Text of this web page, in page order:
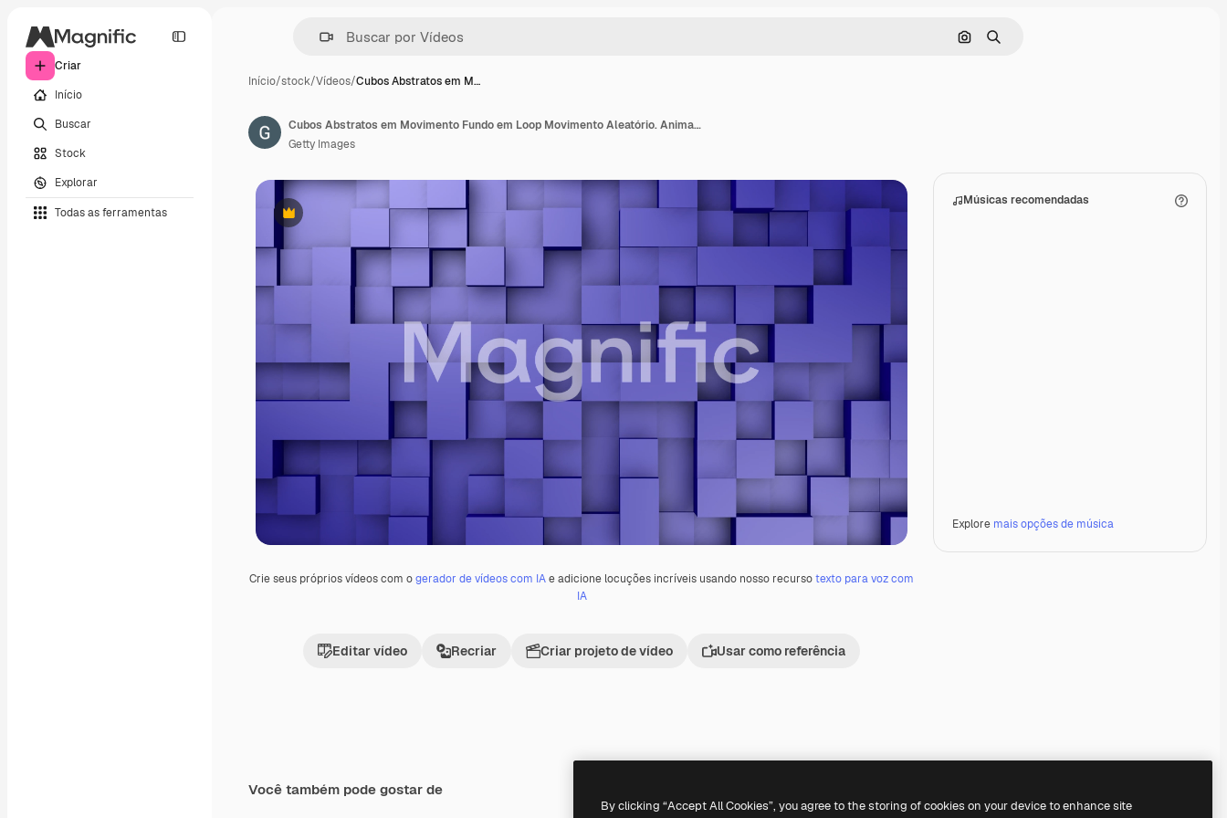
Criar
Início
Buscar
Stock
Explorar
Todas as ferramentas
Pesquisar por imagem
Buscar
Início/stock/Vídeos/Cubos Abstratos em M…
Premium
Crie seus próprios vídeos com ogerador de vídeos com IAe adicione locuções incríveis usando nosso recursotexto para voz com
IA
Editar vídeo Recriar Criar projeto de vídeo Usar como referência
Músicas recomendadas
Explore mais opções de música
Cubos Abstratos em Movimento Fundo em Loop Movimento Aleatório. Animação 3D 4k V19
Getty Images
Você também pode gostar de
Premium
Premium Premium
Premium
By clicking “Accept All Cookies”, you agree to the storing of cookies on your device to enhance site